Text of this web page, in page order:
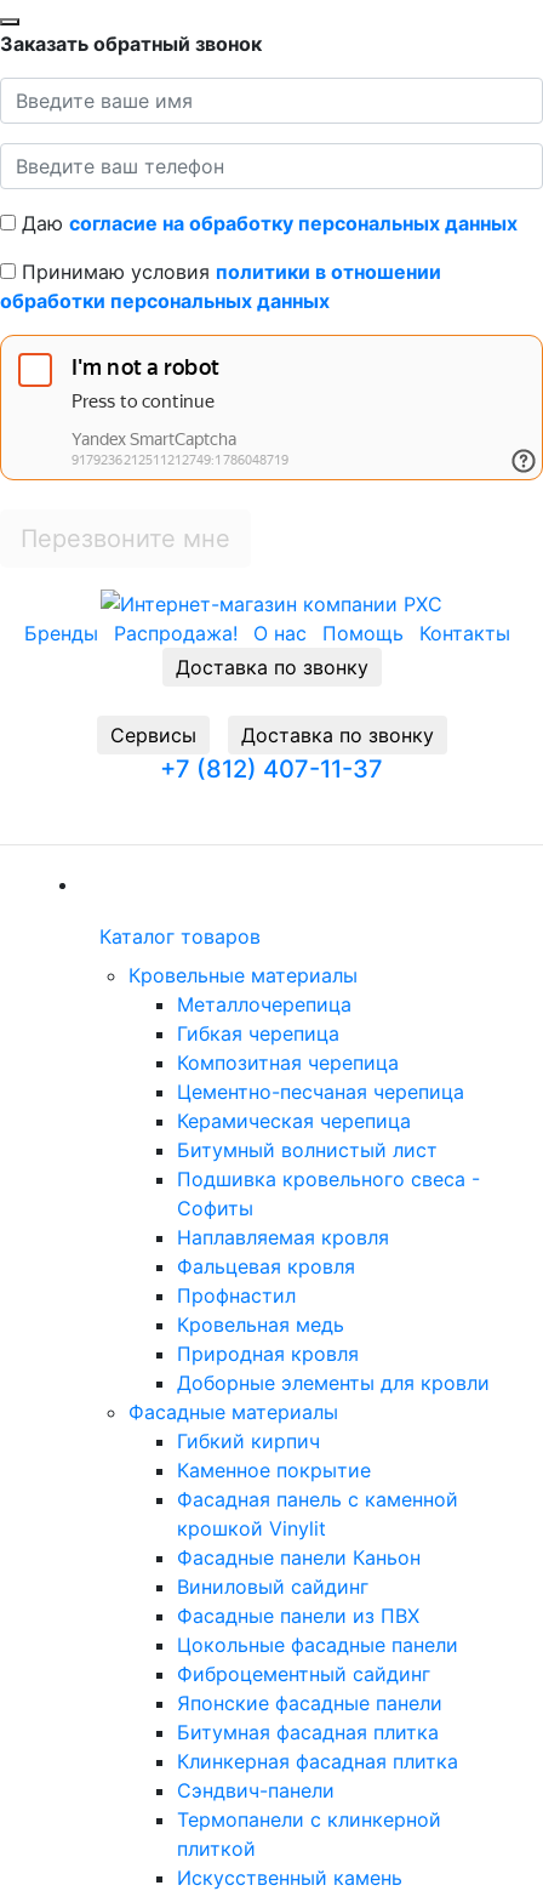
Заказать обратный звонок
Даю согласие на обработку персональных данных
Принимаю условия политики в отношении
обработки персональных данных
Перезвоните мне
Бренды Распродажа! О нас Помощь
Контакты
Доставка по звонку
Cервисы Доставка по звонку
+7 (812) 407-11-37
Каталог товаров
Кровельные материалы
Металлочерепица
Гибкая черепица
Композитная черепица
Цементно-песчаная черепица
Керамическая черепица
Битумный волнистый лист
Подшивка кровельного свеса -
Софиты
Наплавляемая кровля
Фальцевая кровля
Профнастил
Кровельная медь
Природная кровля
Доборные элементы для кровли
Фасадные материалы
Гибкий кирпич
Каменное покрытие
Фасадная панель с каменной
крошкой Vinylit
Фасадные панели Каньон
Виниловый сайдинг
Фасадные панели из ПВХ
Цокольные фасадные панели
Фиброцементный сайдинг
Японские фасадные панели
Битумная фасадная плитка
Клинкерная фасадная плитка
Сэндвич-панели
Термопанели с клинкерной
плиткой
Искусственный камень